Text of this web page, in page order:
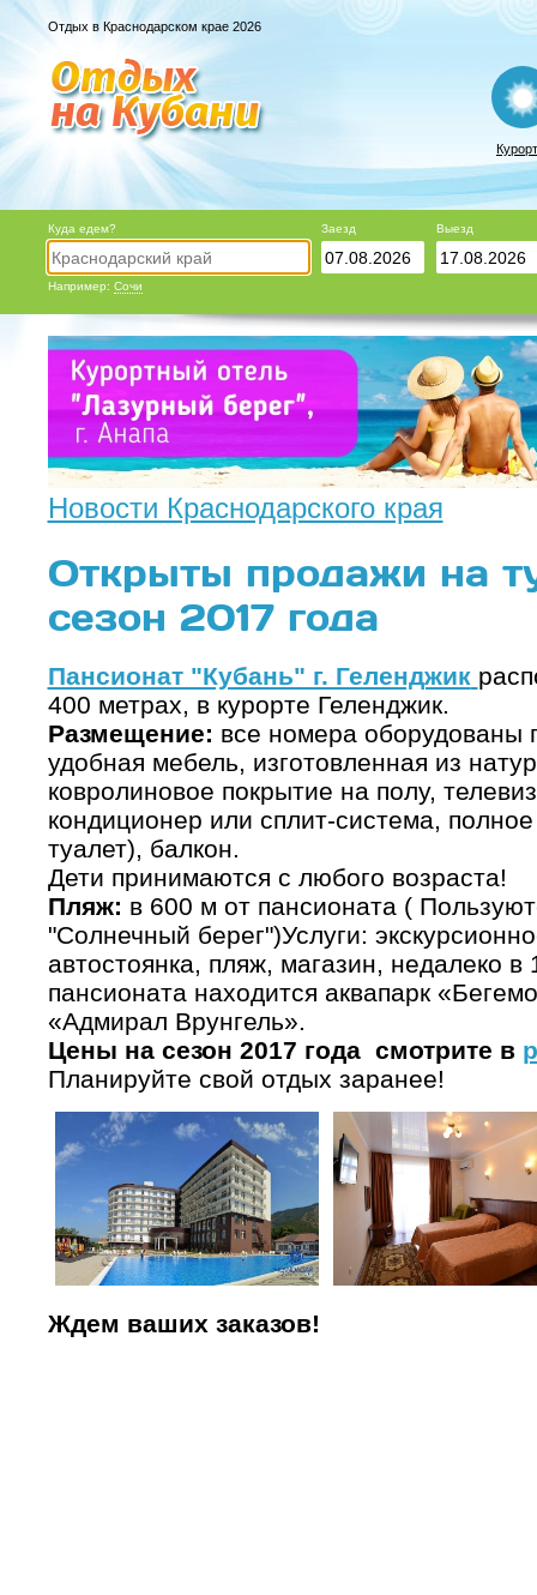
Отдых в Краснодарском крае 2026
Куда едем?
Например: Сочи
Заезд Выезд
Новости Краснодарского края
Открыты продажи на
сезон 2017 года
Пансионат "Кубань" г. Геленджик
400 метрах, в курорте Геленджик.
Размещение: все номера оборудованы
удобная мебель, изготовленная из
ковролиновое покрытие на полу,
кондиционер или сплит-система,
туалет), балкон.
Дети принимаются с любого возраста!
Пляж: в 600 м от пансионата (
"Солнечный берег")Услуги:
автостоянка, пляж, магазин, недалеко
пансионата находится аквапарк
«Адмирал Врунгель».
Цены на сезон 2017 года смотрите в
Планируйте свой отдых заранее!
Ждем ваших заказов!